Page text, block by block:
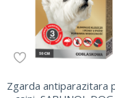
Zgarda antiparazitara